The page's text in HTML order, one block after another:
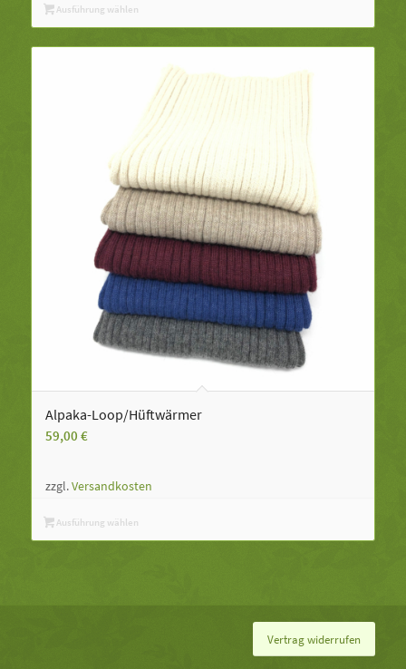
Ausführung wählen
Alpaka-Loop/Hüftwärmer
59,00 €
zzgl.Versandkosten
Ausführung wählen
Vertrag widerrufen